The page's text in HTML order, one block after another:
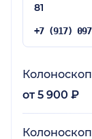
81
от 5 900 ₽